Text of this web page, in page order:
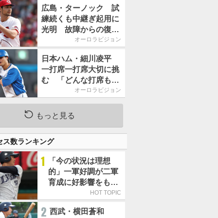
催
広島・ターノック 試
練続くも中継ぎ起用に
光明 故障からの復帰
期す／助っ人前半戦通
オーロラビジョン
日本ハム・細川凌平
一打席一打席大切に挑
む 「どんな打席も何
か意味のある打席にし
く！
オーロラビジョン
もっと見る
ス数ランキング
1
「今の状況は理想
的」一軍好調が二軍
育成に好影響をもた
らす西武 象徴は高
HOT TOPIC
2 西武・横田蒼和